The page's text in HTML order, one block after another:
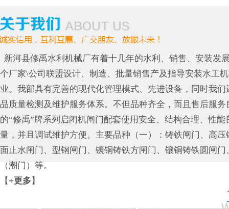
螺杆式启闭机
新河县修禹水利机械厂有着十几年的水利、销售、安装发
个厂家\公司联盟设计、制造、批量销售产及指导安装水工
业。我部具有完善的现代化管理模式、先进设备，同时我们
品质量检测及维护服务体系。不但品种齐全，而且售后服务
的“修禹”牌系列启闭机闸门配套使用安全、结构合理、性能
量，并且调试维护方便。主要品种（一）：铸铁闸门、高压
面止水闸门、型钢闸门、镶铜铸铁方闸门、镶铜铸铁圆闸门
（潮门）等。
【 +更多 】